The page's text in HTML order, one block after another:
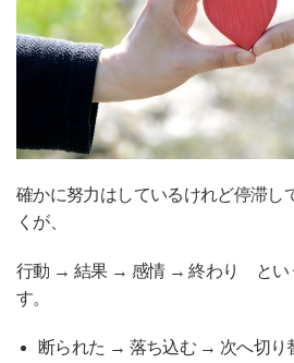
確かに努力はしているけれど停滞
くが、
行動 → 結果 → 感情 → 終わり とい
す。
断られた → 落ち込む → 次へ切り